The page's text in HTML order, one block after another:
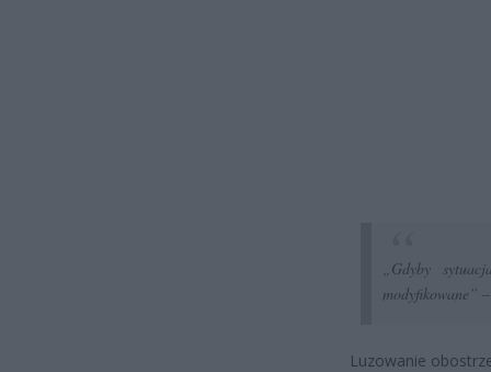
„Gdyby
modyfikowane”
Luzowanie